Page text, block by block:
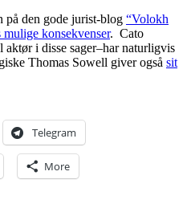
på den gode jurist-blog “Volokh
mulige konsekvenser. Cato
i disse sager–har naturligvis
Thomas Sowell giver også sit
Telegram
More